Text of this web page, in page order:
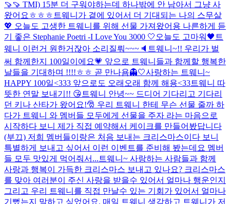
🍠🍠 TMI) 15분 더 구워야하는데 하나밖에 안 남아서 그냥 사
왔어요ㅎㅎㅎ 트웨니가 곁에 있어서 더 기대되는 나의 스무살
💖 오늘도 고생한 트웨니를 위해 선물 가져왔어용 나른하게 듣
기 좋은 Stephanie Poetri -I Love You 3000 🤍 오늘도 고마워🖤 트
웨니 이런거 원한거잖아 소리질뤄~~~🔈 트웨니~!! 우리가 벌
써 함께한지 100일이에요💗 앞으로 트웨니들과 함께할 행복한
날들을 기대하며 !!!!ㅎㅎ 곧 만나욤👻🤍사랑하는 트웨니~
HAPPY 100일<333 앞으로도 오래오래 함께 해용<33트웨니 따
뜻한 연말 보내기!! 😘 트웨니 안녕~~ 드디어 기다리고 기다리
던 키나 산타가 왔어요!🎅 우리 트웨니 한테 무슨 선물 줄까 하
다가 트웨니 와 멤버들 모두에게 선물을 주자 라는 마음으로
시작하다 보니 제가 직접 예약해서 케이크를 만들어봤답니다
(부끄) 저희 멤버들이랑은 처음 보내는 크리스마스이다 보니
특별하게 보내고 싶어서 이런 이벤트를 준비해 봤는데요 멤버
들 모두 맛있게 먹어줘서... 트웨니~ 사랑하는 사람들과 함께
사랑과 행복이 가득한 크리스마스 보내고 있나요? 크리스마스
를 맞아 여러분이 주신 사랑을 받을수 있어서 얼마나 행운인지
그리고 우리 트웨니를 직접 만날수 있는 기회가 있어서 얼마나
기뻤는지 말하고 싶었어요. 매일 트웨니 생각하고 트웨니가 저